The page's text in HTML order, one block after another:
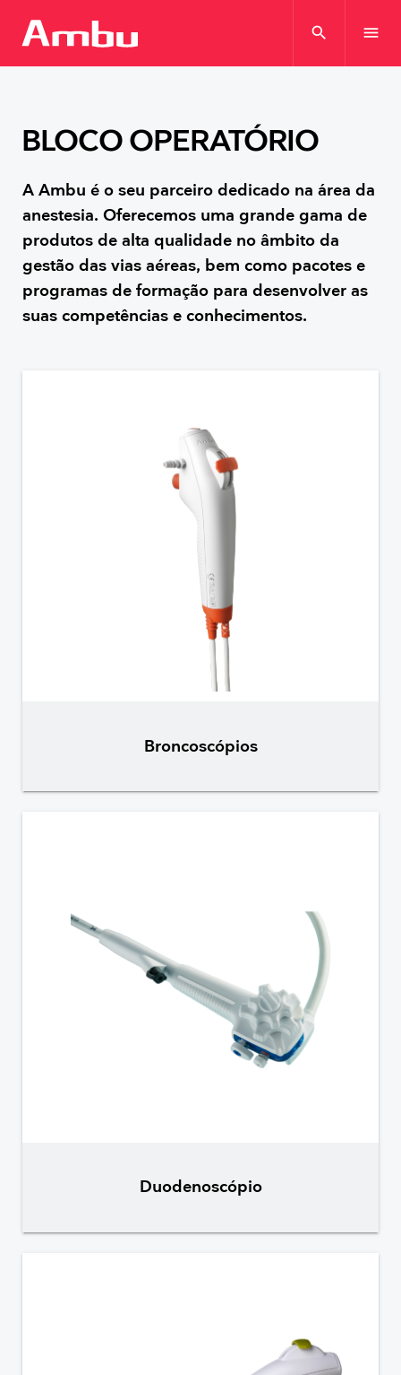
search menu
BLOCO OPERATÓRIO
A Ambu é o seu parceiro dedicado na área da
anestesia. Oferecemos uma grande gama de
produtos de alta qualidade no âmbito da
gestão das vias aéreas, bem como pacotes e
programas de formação para desenvolver as
suas competências e conhecimentos.
Broncoscópios
Duodenoscópio